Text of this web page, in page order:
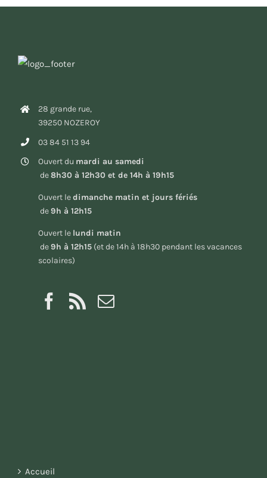
28 grande rue,
39250 NOZEROY
03 84 51 13 94
Ouvert du mardi au samedi
de8h30 à 12h30 et de 14h à 19h15
Ouvert ledimanche matin et jours fériés
de9h à 12h15
Ouvert le lundi matin
de9h à 12h15(et de 14h à 18h30 pendant les vacances
scolaires)
Accueil